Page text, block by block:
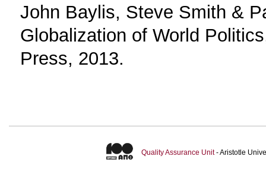
John Baylis, Steve Smith &
Globalization of World
Press, 2013.
Quality Assurance Unit- Aristotle